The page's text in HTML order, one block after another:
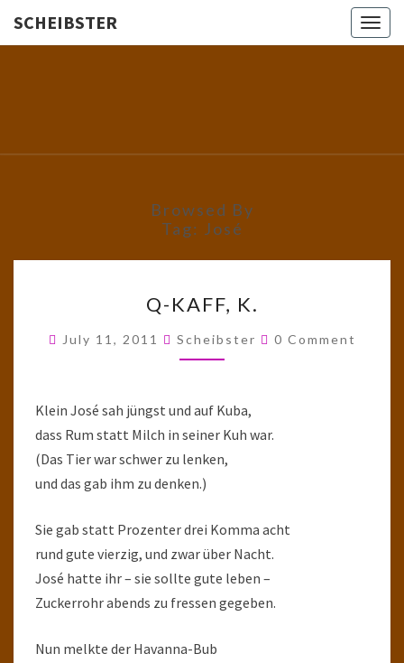
SCHEIBSTER
School!
Browsed By
Tag: José
KAFF,
K.
Q-KAFF, K.
July 11, 2011 Scheibster Comments
0 Comment
Klein José sah jüngst und auf Kuba,
dass Rum statt Milch in seiner Kuh war.
(Das Tier war schwer zu lenken,
und das gab ihm zu denken.)
Sie gab statt Prozenter drei Komma acht
rund gute vierzig, und zwar über Nacht.
José hatte ihr – sie sollte gute leben –
Zuckerrohr abends zu fressen gegeben.
Nun melkte der Havanna-Bub